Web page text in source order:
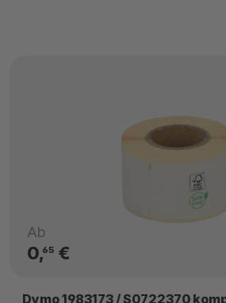
Ab
0,65€
Dymo 1983173 / S0722370